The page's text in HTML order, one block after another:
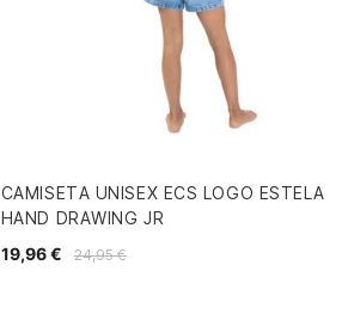
CAMISETA UNISEX ECS LOGO ESTELA
HAND DRAWING JR
24,95 €
19,96 €